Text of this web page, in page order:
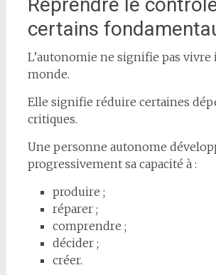
certains
L’autonomie ne signifie pas vivre
monde.
Elle signifie réduire certaines
critiques.
Une personne autonome
progressivement sa capacité à :
produire ;
réparer ;
comprendre ;
décider ;
créer.